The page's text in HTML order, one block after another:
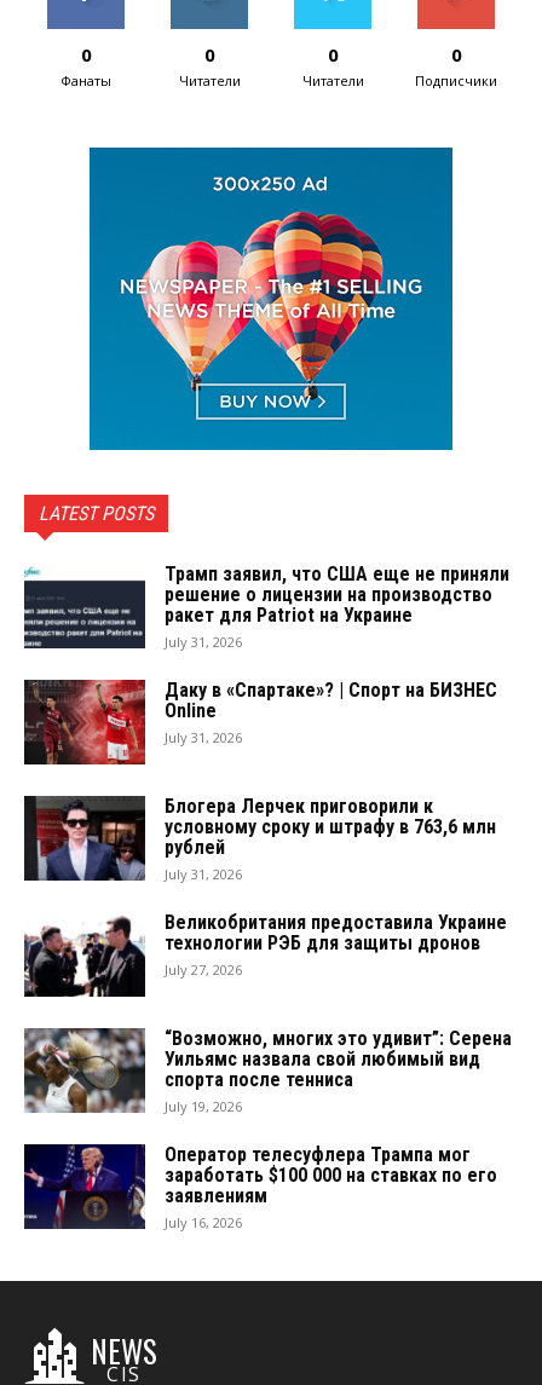
0
Фанаты
0
Читатели
0
Читатели
0
Подписчики
LATEST POSTS
Трамп заявил, что США еще не приняли
решение о лицензии на производство
ракет для Patriot на Украине
July 31, 2026
Даку в «Спартаке»? | Спорт на БИЗНЕС
Online
July 31, 2026
Блогера Лерчек приговорили к
условному сроку и штрафу в 763,6 млн
рублей
July 31, 2026
Великобритания предоставила Украине
технологии РЭБ для защиты дронов
July 27, 2026
“Возможно, многих это удивит”: Серена
Уильямс назвала свой любимый вид
спорта после тенниса
July 19, 2026
Оператор телесуфлера Трампа мог
заработать $100 000 на ставках по его
заявлениям
July 16, 2026
NEWS
CIS